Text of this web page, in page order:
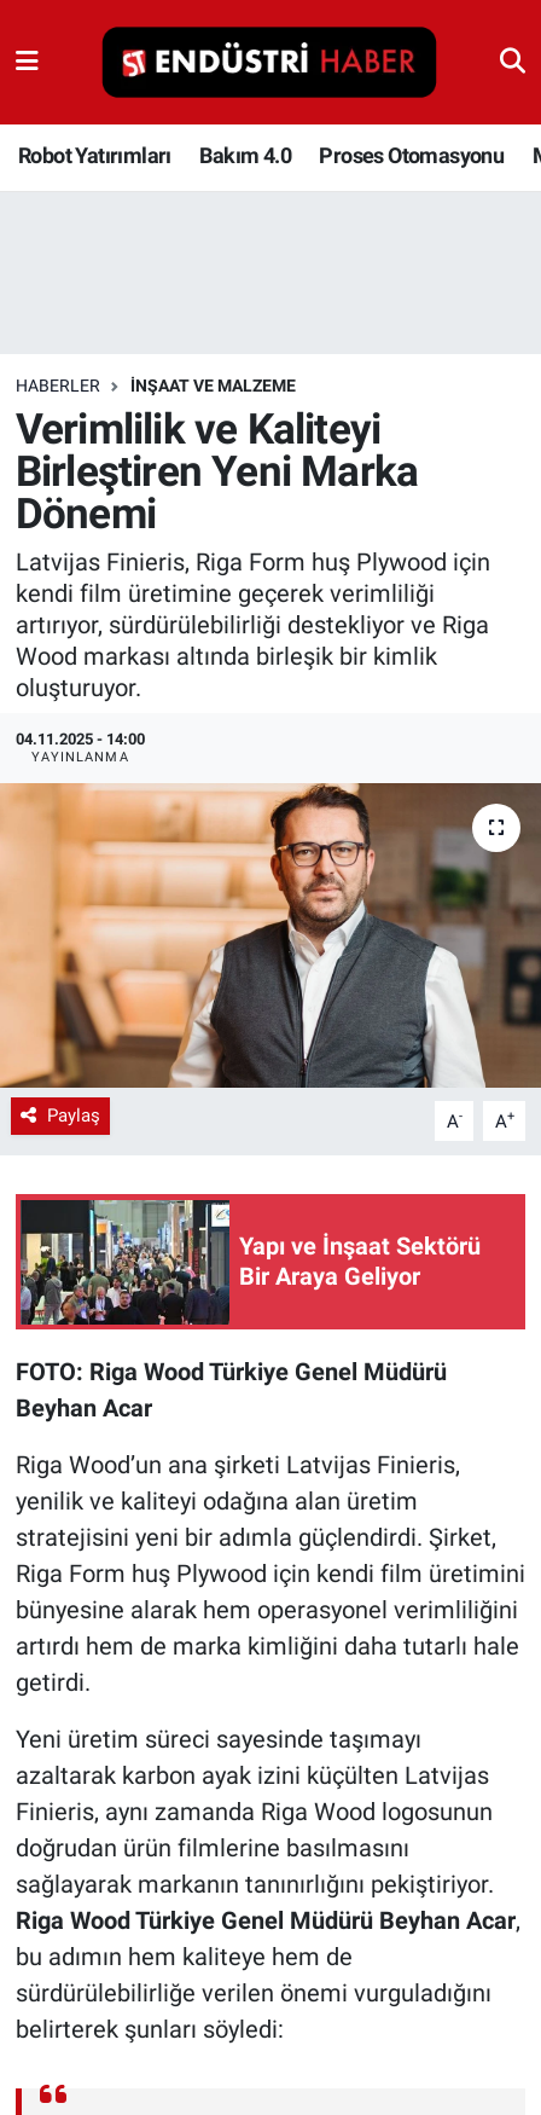
Robot Yatırımları Bakım 4.0 Proses Otomasyonu
HABERLER İNŞAAT VE MALZEME
Verimlilik ve Kaliteyi
Birleştiren Yeni Marka
Dönemi
Latvijas Finieris, Riga Form huş Plywood için
kendi film üretimine geçerek verimliliği
artırıyor, sürdürülebilirliği destekliyor ve Riga
Wood markası altında birleşik bir kimlik
oluşturuyor.
04.11.2025 - 14:00
YAYINLANMA
Paylaş A- A+
Yapı ve İnşaat Sektörü
Bir Araya Geliyor
FOTO: Riga Wood Türkiye Genel Müdürü
Beyhan Acar
Riga Wood’un ana şirketi Latvijas Finieris,
yenilik ve kaliteyi odağına alan üretim
stratejisini yeni bir adımla güçlendirdi. Şirket,
Riga Form huş Plywood için kendi film üretimini
bünyesine alarak hem operasyonel verimliliğini
artırdı hem de marka kimliğini daha tutarlı hale
getirdi.
Yeni üretim süreci sayesinde taşımayı
azaltarak karbon ayak izini küçülten Latvijas
Finieris, aynı zamanda Riga Wood logosunun
doğrudan ürün filmlerine basılmasını
sağlayarak markanın tanınırlığını pekiştiriyor.
Riga Wood Türkiye Genel Müdürü Beyhan Acar,
bu adımın hem kaliteye hem de
sürdürülebilirliğe verilen önemi vurguladığını
belirterek şunları söyledi:
Robot Yatırımları
Bakım 4.0
Depolama Çözümleri
İnşaat ve Malzeme
HaberOrtak
EndüstriST
Enerjisini Üreten Fabrikalar
Endüstri 4.0 Uygulamaları